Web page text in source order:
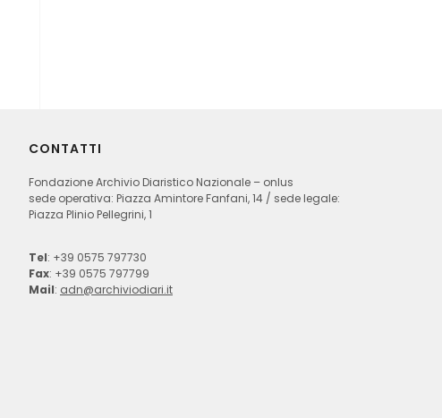
CONTATTI
Fondazione Archivio Diaristico Nazionale – onlus
sede operativa: Piazza Amintore Fanfani, 14 / sede legale:
Piazza Plinio Pellegrini, 1
Tel: +39 0575 797730
Fax: +39 0575 797799
Mail: adn@archiviodiari.it